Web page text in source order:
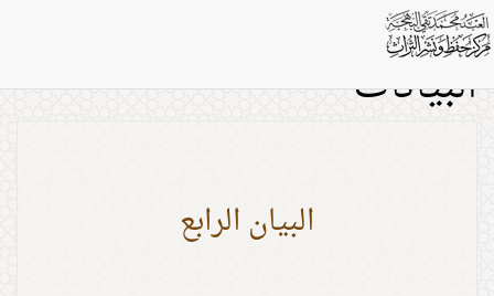
بطاقات: المحاضرات و
البيانات
البيان الرابع